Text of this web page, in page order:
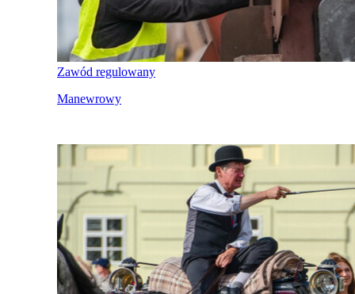
Zawód regulowany
Manewrowy